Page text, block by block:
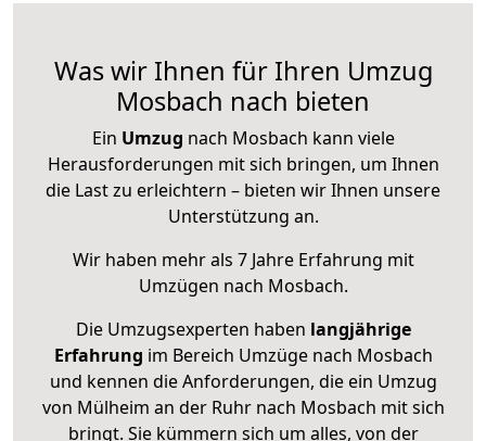
Was wir Ihnen für Ihren Umzug
Mosbach nach bieten
Ein Umzug nach Mosbach kann viele
Herausforderungen mit sich bringen, um Ihnen
die Last zu erleichtern – bieten wir Ihnen unsere
Unterstützung an.
Wir haben mehr als 7 Jahre Erfahrung mit
Umzügen nach Mosbach.
Die Umzugsexperten haben langjährige
Erfahrung im Bereich Umzüge nach Mosbach
und kennen die Anforderungen, die ein Umzug
von Mülheim an der Ruhr nach Mosbach mit sich
bringt. Sie kümmern sich um alles, von der